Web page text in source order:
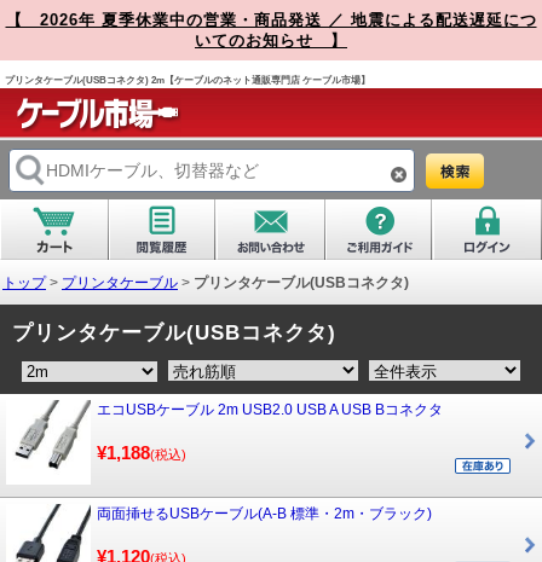
【 2026年 夏季休業中の営業・商品発送 ／ 地震による配送遅延につ
いてのお知らせ 】
プリンタケーブル(USBコネクタ) 2m【ケーブルのネット通販専門店 ケーブル市場】
トップ> プリンタケーブル > プリンタケーブル(USBコネクタ)
プリンタケーブル(USBコネクタ)
エコUSBケーブル 2m USB2.0 USB A USB Bコネクタ
¥1,188(税込)
両面挿せるUSBケーブル(A-B 標準・2m・ブラック)
¥1,120(税込)